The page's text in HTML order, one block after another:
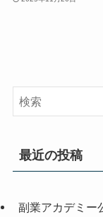
最近の投稿
副業アカデミー